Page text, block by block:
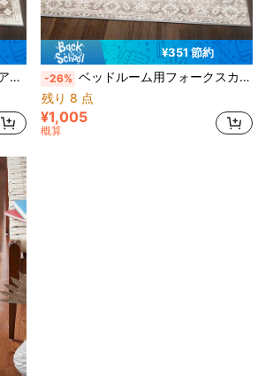
ます
¥351 節約
-26% ベッドルーム用フォークスカシミアエリアラグ、ボヘミアンスタイル、リビングルームのクールなラグ、1枚入りホームデコレーションカーペット、洗濯可能なランナーラグ、マットホームデコレーション用キッチン、バスルーム、ダイニング、フワフワでシンプル、ユニークでくつろげる雰囲気を演出
残り 8 点
¥1,005
概算